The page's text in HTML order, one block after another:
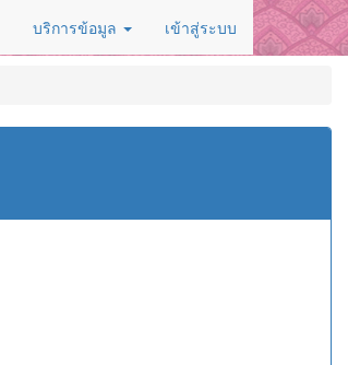
บริการข้อมูล เข้าสู่ระบบ